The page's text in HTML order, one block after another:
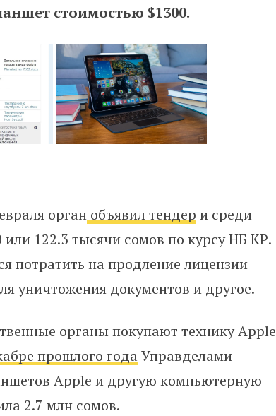
стоимостью $1300.
орган объявил тендер и среди
122.3 тысячи сомов по курсу НБ КР.
потратить на продление лицензии
уничтожения документов и другое.
органы покупают технику Apple
прошлого года Управделами
Apple и другую компьютерную
2.7 млн сомов.